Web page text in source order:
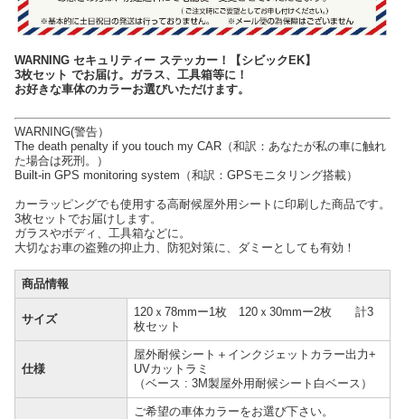
WARNING セキュリティー ステッカー！【シビックEK】
3枚セット でお届け。ガラス、工具箱等に！
お好きな車体のカラーお選びいただけます。
WARNING(警告）
The death penalty if you touch my CAR（和訳：あなたが私の車に触れ
た場合は死刑。）
Built-in GPS monitoring system（和訳：GPSモニタリング搭載）
カーラッピングでも使用する高耐候屋外用シートに印刷した商品です。
3枚セットでお届けします。
ガラスやボディ、工具箱などに。
大切なお車の盗難の抑止力、防犯対策に、ダミーとしても有効！
商品情報
サイズ
120ｘ78mmー1枚 120ｘ30mmー2枚 計3
枚セット
仕様
屋外耐候シート＋インクジェットカラー出力+
UVカットラミ
（ベース : 3M製屋外用耐候シート白ベース）
ご希望の車体カラーをお選び下さい。